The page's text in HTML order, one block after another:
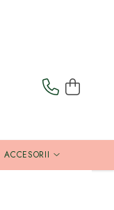
ACCESORII